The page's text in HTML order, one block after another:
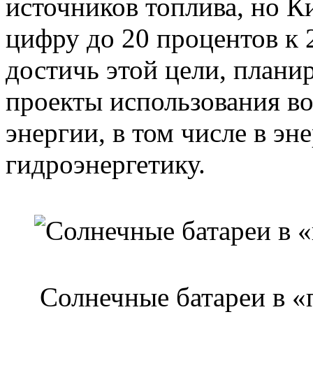
источников топлива, но
цифру до 20 процентов к
достичь этой цели,
проекты использования
энергии, в том числе в
гидроэнергетику.
Солнечные батареи в